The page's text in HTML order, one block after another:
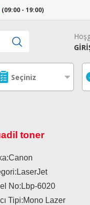
(09:00 - 19:00)
toner
No: Lbp-6020
Tipi:Mono Lazer